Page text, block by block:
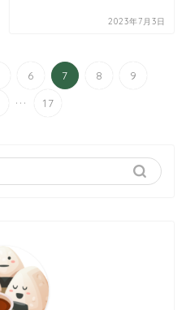
2023年7月3日
6 7 8
9
... 17